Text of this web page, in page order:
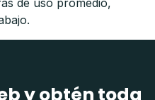
y obtén toda